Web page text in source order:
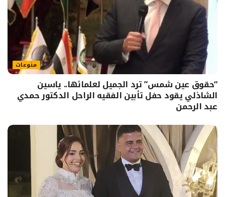
منوعات
“حقوق عين شمس” ترد الجميل لعلمائها.. ياسين
الشاذلي يقود حفل تأبين الفقيه الراحل الدكتور حمدي
عبد الرحمن